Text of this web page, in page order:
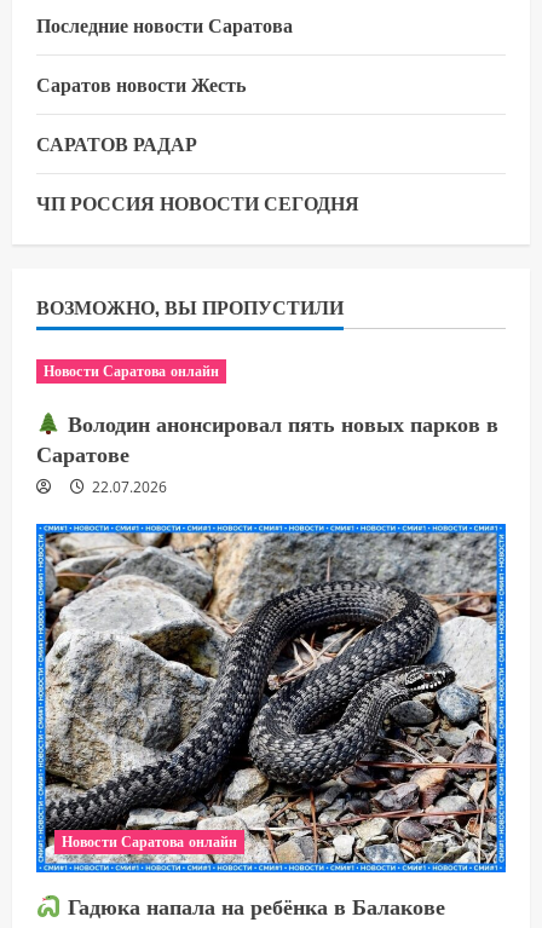
Последние новости Саратова
Саратов новости Жесть
САРАТОВ РАДАР
ЧП РОССИЯ НОВОСТИ СЕГОДНЯ
ВОЗМОЖНО, ВЫ ПРОПУСТИЛИ
Новости Саратова онлайн
Володин анонсировал пять новых парков в
Саратове
22.07.2026
Новости Саратова онлайн
Гадюка напала на ребёнка в Балакове